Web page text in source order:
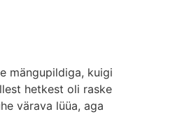
mängupildiga, kuigi
hetkest oli raske
värava lüüa, aga